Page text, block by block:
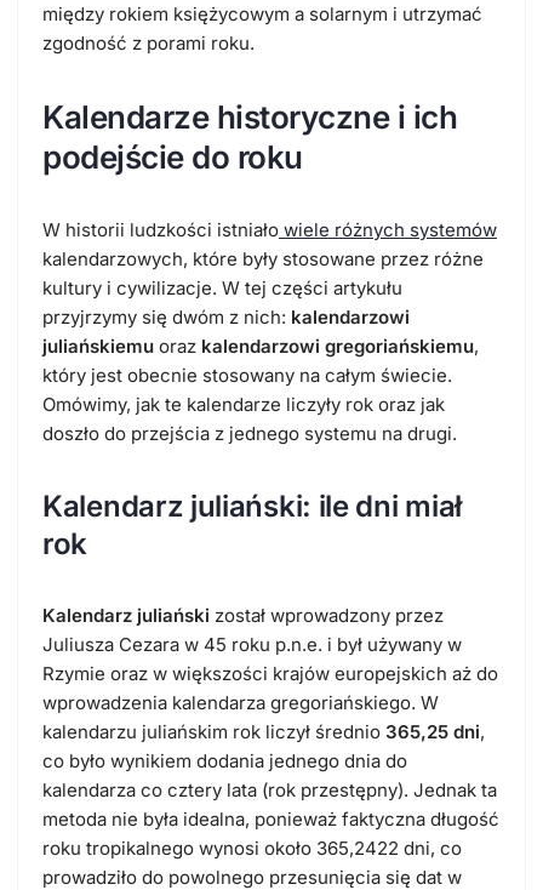
między rokiem księżycowym a solarnym i utrzymać
zgodność z porami roku.
Kalendarze historyczne i ich
podejście do roku
W historii ludzkości istniało wiele różnych systemów
kalendarzowych, które były stosowane przez różne
kultury i cywilizacje. W tej części artykułu
przyjrzymy się dwóm z nich: kalendarzowi
juliańskiemu oraz kalendarzowi gregoriańskiemu,
który jest obecnie stosowany na całym świecie.
Omówimy, jak te kalendarze liczyły rok oraz jak
doszło do przejścia z jednego systemu na drugi.
Kalendarz juliański: ile dni miał
rok
Kalendarz juliański został wprowadzony przez
Juliusza Cezara w 45 roku p.n.e. i był używany w
Rzymie oraz w większości krajów europejskich aż do
wprowadzenia kalendarza gregoriańskiego. W
kalendarzu juliańskim rok liczył średnio 365,25 dni,
co było wynikiem dodania jednego dnia do
kalendarza co cztery lata (rok przestępny). Jednak ta
metoda nie była idealna, ponieważ faktyczna długość
roku tropikalnego wynosi około 365,2422 dni, co
prowadziło do powolnego przesunięcia się dat w